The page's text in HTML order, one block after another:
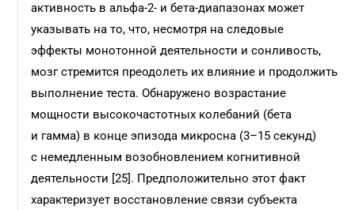
активность в альфа-2- и бета-диапазонах может
указывать на то, что, несмотря на следовые
эффекты монотонной деятельности и сонливость,
мозг стремится преодолеть их влияние и продолжить
выполнение теста. Обнаружено возрастание
мощности высокочастотных колебаний (бета
и гамма) в конце эпизода микросна (3–15 секунд)
с немедленным возобновлением когнитивной
деятельности [25]. Предположительно этот факт
характеризует восстановление связи субъекта